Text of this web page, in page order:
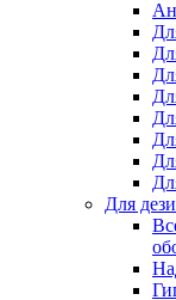
Для